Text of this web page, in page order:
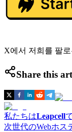
X에서 저희를 팔
Share this
私たちはLeapcell
次世代のWebホス